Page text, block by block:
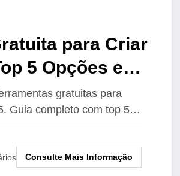
para Criar
5 Opções em
gratuitas para
Guia completo com top 5…
Consulte Mais Informação